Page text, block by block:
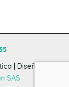
| Diseño y
SAS